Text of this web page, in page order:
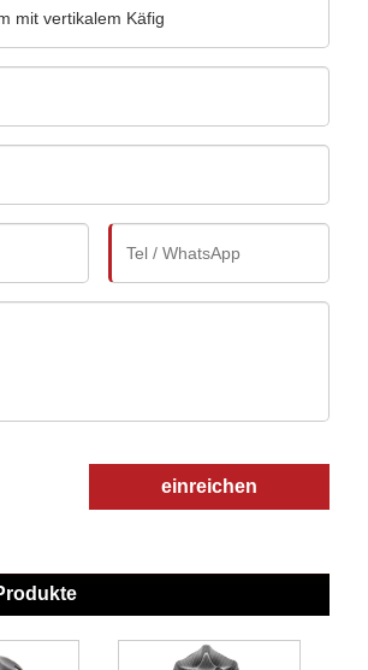
einreichen